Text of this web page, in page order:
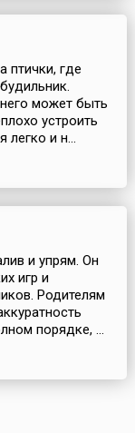
птички, где
может быть
устроить
легко и н...
и упрям. Он
игр и
Родителям
порядке, ...